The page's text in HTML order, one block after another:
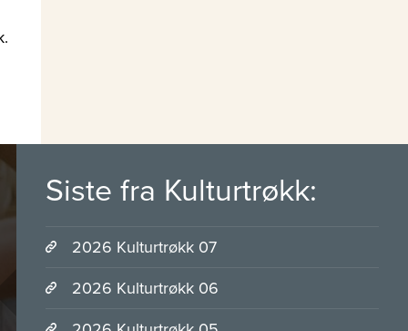
Siste fra Kulturtrøkk:
2026 Kulturtrøkk 07
2026 Kulturtrøkk 06